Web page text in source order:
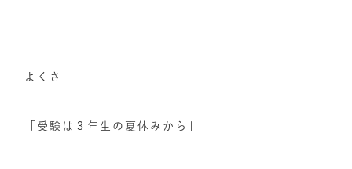
よくさ
「受験は３年生の夏休みから」